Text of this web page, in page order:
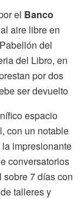
el Banco
aire libre en
del
del Libro, en
por dos
ser devuelto
espacio
con un notable
impresionante
conversatorios
sobre 7 días con
talleres y